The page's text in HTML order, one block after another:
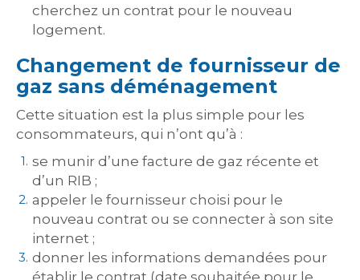
cherchez un contrat pour le nouveau
logement.
Changement de fournisseur de
gaz sans déménagement
Cette situation est la plus simple pour les
consommateurs, qui n’ont qu’à :
se munir d’une facture de gaz récente et
d’un RIB ;
appeler le fournisseur choisi pour le
nouveau contrat ou se connecter à son site
internet ;
donner les informations demandées pour
établir le contrat (date souhaitée pour le